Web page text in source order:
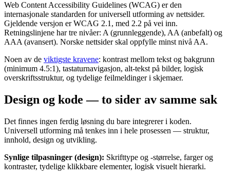
Web Content Accessibility Guidelines (WCAG) er den
internasjonale standarden for universell utforming av nettsider.
Gjeldende versjon er WCAG 2.1, med 2.2 på vei inn.
Retningslinjene har tre nivåer: A (grunnleggende), AA (anbefalt) og
AAA (avansert). Norske nettsider skal oppfylle minst nivå AA.
Noen av de viktigste kravene: kontrast mellom tekst og bakgrunn
(minimum 4.5:1), tastaturnavigasjon, alt-tekst på bilder, logisk
overskriftsstruktur, og tydelige feilmeldinger i skjemaer.
Design og kode — to sider av samme sak
Det finnes ingen ferdig løsning du bare integrerer i koden.
Universell utforming må tenkes inn i hele prosessen — struktur,
innhold, design og utvikling.
Synlige tilpasninger (design): Skrifttype og -størrelse, farger og
kontraster, tydelige klikkbare elementer, logisk visuelt hierarki.